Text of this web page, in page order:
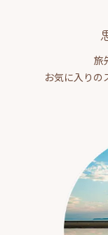
旅
お気に入りの